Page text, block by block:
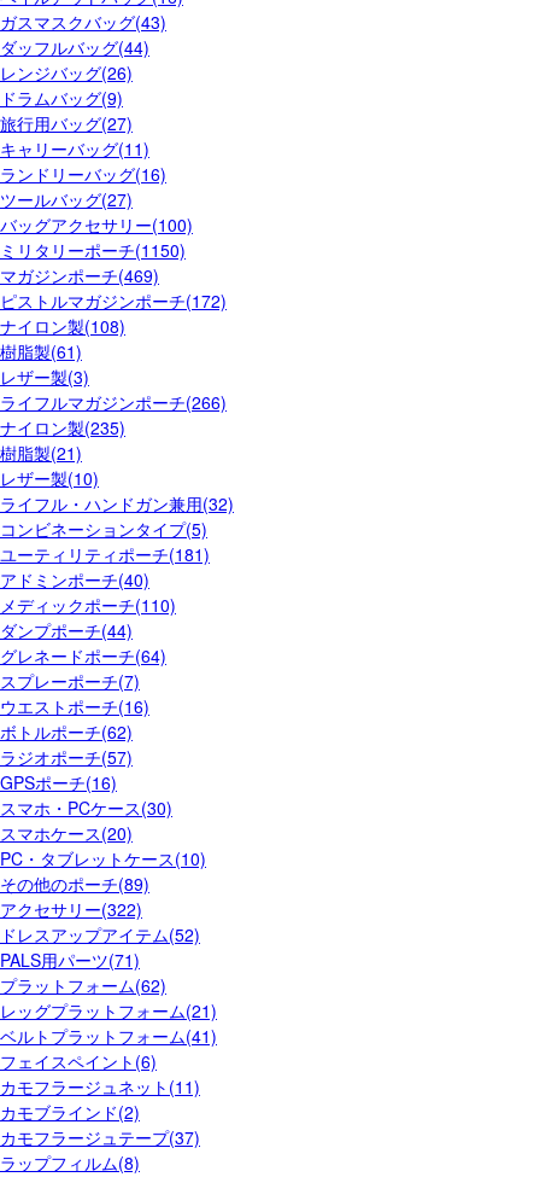
ガスマスクバッグ(43)
ダッフルバッグ(44)
レンジバッグ(26)
ドラムバッグ(9)
旅行用バッグ(27)
キャリーバッグ(11)
ランドリーバッグ(16)
ツールバッグ(27)
バッグアクセサリー(100)
ミリタリーポーチ(1150)
マガジンポーチ(469)
ピストルマガジンポーチ(172)
ナイロン製(108)
樹脂製(61)
レザー製(3)
ライフルマガジンポーチ(266)
ナイロン製(235)
樹脂製(21)
レザー製(10)
ライフル・ハンドガン兼用(32)
コンビネーションタイプ(5)
ユーティリティポーチ(181)
アドミンポーチ(40)
メディックポーチ(110)
ダンプポーチ(44)
グレネードポーチ(64)
スプレーポーチ(7)
ウエストポーチ(16)
ボトルポーチ(62)
ラジオポーチ(57)
GPSポーチ(16)
スマホ・PCケース(30)
スマホケース(20)
PC・タブレットケース(10)
その他のポーチ(89)
アクセサリー(322)
ドレスアップアイテム(52)
PALS用パーツ(71)
プラットフォーム(62)
レッグプラットフォーム(21)
ベルトプラットフォーム(41)
フェイスペイント(6)
カモフラージュネット(11)
カモブラインド(2)
カモフラージュテープ(37)
ラップフィルム(8)